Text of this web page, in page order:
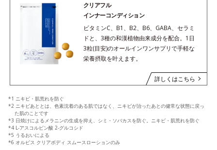
クリアフル
インナーコンディション
ビタミンC、B1、B2、B6、GABA、セラミ
ドと、3種の和漢植物由来成分を配合。1日
3粒(目安)のオールインワンサプリで手軽な
栄養摂取を叶えます。
詳しくはこちら
*1 ニキビ・肌荒れを防ぐ
*2 ニキビあととは、色素沈着のある肌ではなく、ニキビが治ったあとの健常な状態に戻っ
た肌のことです
*3 日焼けによるメラニンの生成を抑え、シミ・ソバカスを防ぐ。ニキビ・肌荒れを防ぐ
*4 L-アスコルビン酸 2-グルコシド
*5 うるおいによる
*6 オルビス クリアボディ スムースローションのみ